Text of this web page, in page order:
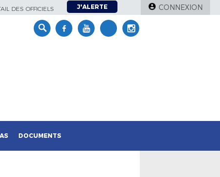
DES OFFICIELS J'ALERTE CONNEXION
DOCUMENTS